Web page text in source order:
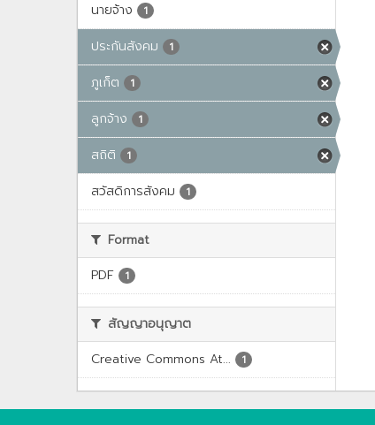
นายจ้าง
1
ประกันสังคม 1
ภูเก็ต 1
ลูกจ้าง 1
สถิติ 1
สวัสดิการสังคม 1
Format
PDF
1
สัญญาอนุญาต
Creative Commons At...
1